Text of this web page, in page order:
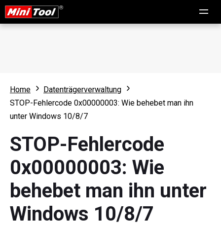
Home
Datenträgerverwaltung
STOP-Fehlercode 0x00000003: Wie behebet man ihn
unter Windows 10/8/7
STOP-Fehlercode
0x00000003: Wie
behebet man ihn unter
Windows 10/8/7